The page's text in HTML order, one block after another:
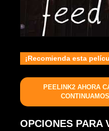
¡Recomienda esta
PEELINK2 AHORA
OPCIONES PARA